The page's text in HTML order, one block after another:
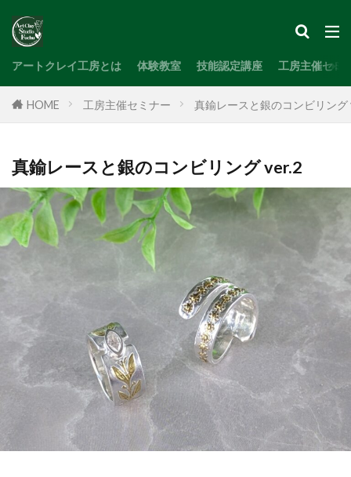
アートクレイ工房とは 体験教室 技能認定講座 工房主催セミ
HOME 工房主催セミナー 真鍮レースと銀のコンビリング
真鍮レースと銀のコンビリング ver.2